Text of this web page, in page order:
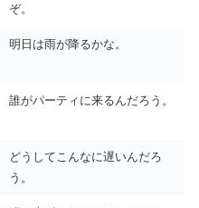
ぞ。
明日は雨が降るかな。
誰がパーティに来るんだろう。
どうしてこんなに遅いんだろ
う。